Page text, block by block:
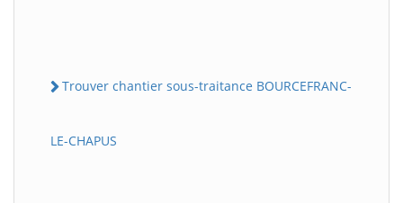
Trouver chantier sous-traitance BOURCEFRANC-
LE-CHAPUS